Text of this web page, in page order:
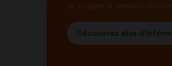
de chauler la pelouse.
Découvrez plus